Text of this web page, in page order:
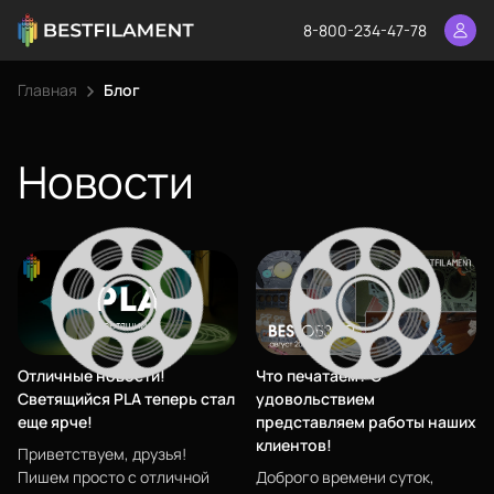
8-800-234-47-78
Главная Блог
Новости
Отличные новости!
Светящийся PLA теперь стал
еще ярче!
Приветствуем, друзья!
Пишем просто с отличной
Что печатаем? С
удовольствием
представляем работы наших
клиентов!
Доброго времени суток,